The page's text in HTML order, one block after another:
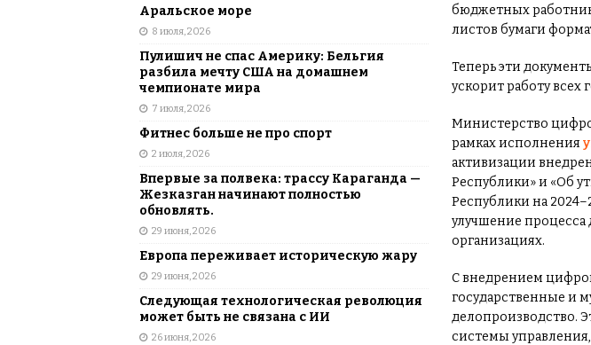
бюджетных
листов бумаги
Теперь эти
ускорит работу
Министерство
рамках исполнения
активизации
Республики» и «Об
Республики на
улучшение процесса
организациях.
С внедрением
государственные и
делопроизводство.
системы
Аральское море
8 июля, 2026
Пулишич не спас Америку: Бельгия
разбила мечту США на домашнем
чемпионате мира
7 июля, 2026
Фитнес больше не про спорт
2 июля, 2026
Впервые за полвека: трассу Караганда —
Жезказган начинают полностью
обновлять.
29 июня, 2026
Европа переживает историческую жару
29 июня, 2026
Следующая технологическая революция
может быть не связана с ИИ
26 июня, 2026